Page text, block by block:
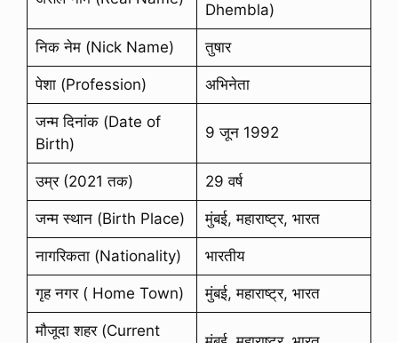
Dhembla)
निक नेम (Nick Name) तुषार
पेशा (Profession) अभिनेता
जन्म दिनांक (Date of
Birth)
9 जून 1992
उम्र (2021 तक) 29 वर्ष
जन्म स्थान (Birth Place) मुंबई, महाराष्ट्र, भारत
नागरिकता (Nationality) भारतीय
गृह नगर ( Home Town) मुंबई, महाराष्ट्र, भारत
मौजूदा शहर (Current